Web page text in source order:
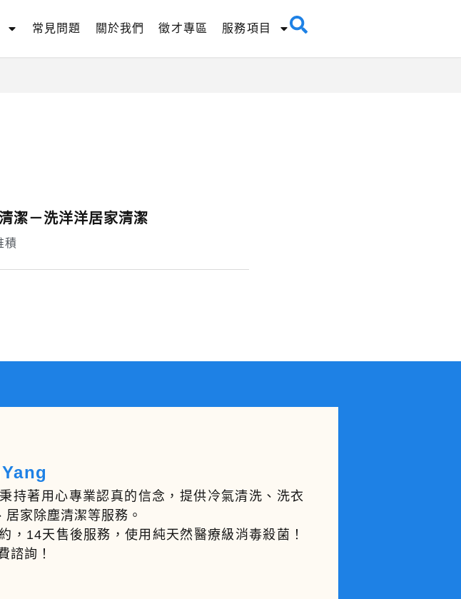
常見問題 關於我們 徵才專區 服務項目
潔－洗洋洋居家清潔
積
持著用心專業認真的信念，提供冷氣清洗、洗衣
家除塵清潔等服務。
，14天售後服務，使用純天然醫療級消毒殺菌！
諮詢！